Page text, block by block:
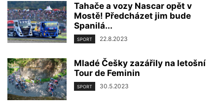
Tahače a vozy Nascar opět v
Mostě! Předcházet jim bude
Spanilá...
SPORT 22.8.2023
Mladé Češky zazářily na letošní
Tour de Feminin
SPORT 30.5.2023